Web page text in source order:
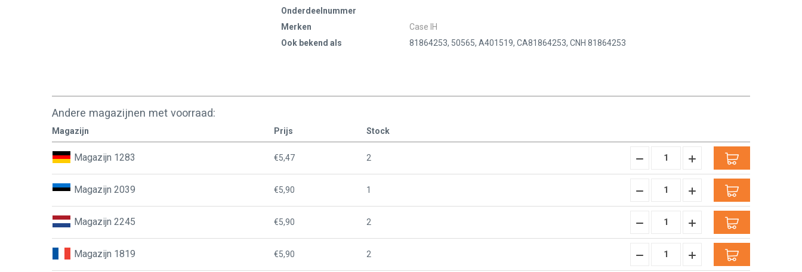
Onderdeelnummer
Merken
Case IH
Ook bekend als
81864253, 50565, A401519, CA81864253, CNH 81864253
Andere magazijnen met voorraad:
Magazijn Prijs Stock
Magazijn 1283 €5,47 2 Hoeveelheid Hoeveelheid
verhogen:
Magazijn 2039 €5,90 1 Hoeveelheid Hoeveelheid
verhogen:
Magazijn 2245 €5,90 2 Hoeveelheid Hoeveelheid
verhogen:
Magazijn 1819 €5,90 2 Hoeveelheid Hoeveelheid